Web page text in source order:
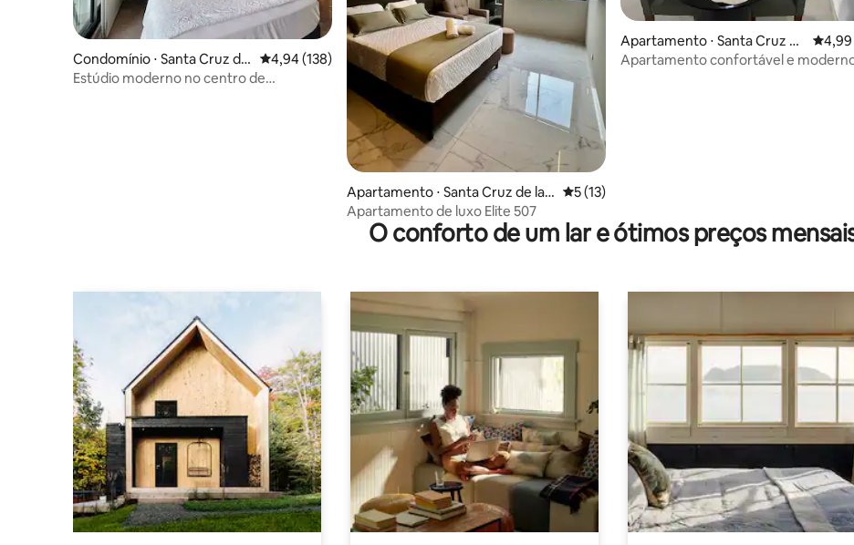
Condomínio ⋅ Santa Cruz de
la Sierra
4,94 de uma avaliação média de 5, 138 avaliações
4,94 (138)
Estúdio moderno no centro de
Apartamento ⋅ Santa Cruz de la S
ierra
5 de uma avaliação média de 5, 13 avaliações
5 (13)
Apartamento de luxo Elite 507
Apartamento ⋅ Santa Cruz de
la Sierra
4,99
Apartamento confortável e
O conforto de um lar e ótimos preços